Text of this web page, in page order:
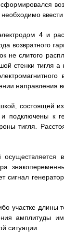
4 и
возвратного
не слитого
стенки тигля а
направления
состоящей
подключены к
тигля.
сигнал
участке
амплитуды
ситуации.